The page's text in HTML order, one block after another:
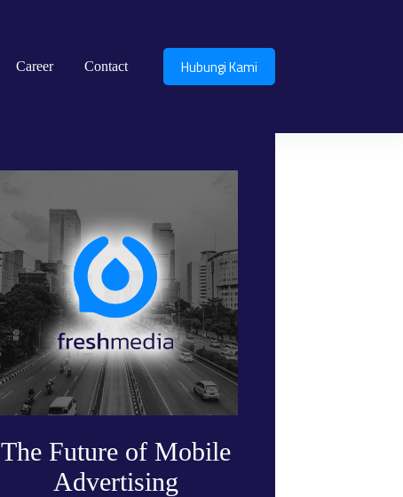
Career Contact Hubungi Kami
The Future of Mobile
Advertising